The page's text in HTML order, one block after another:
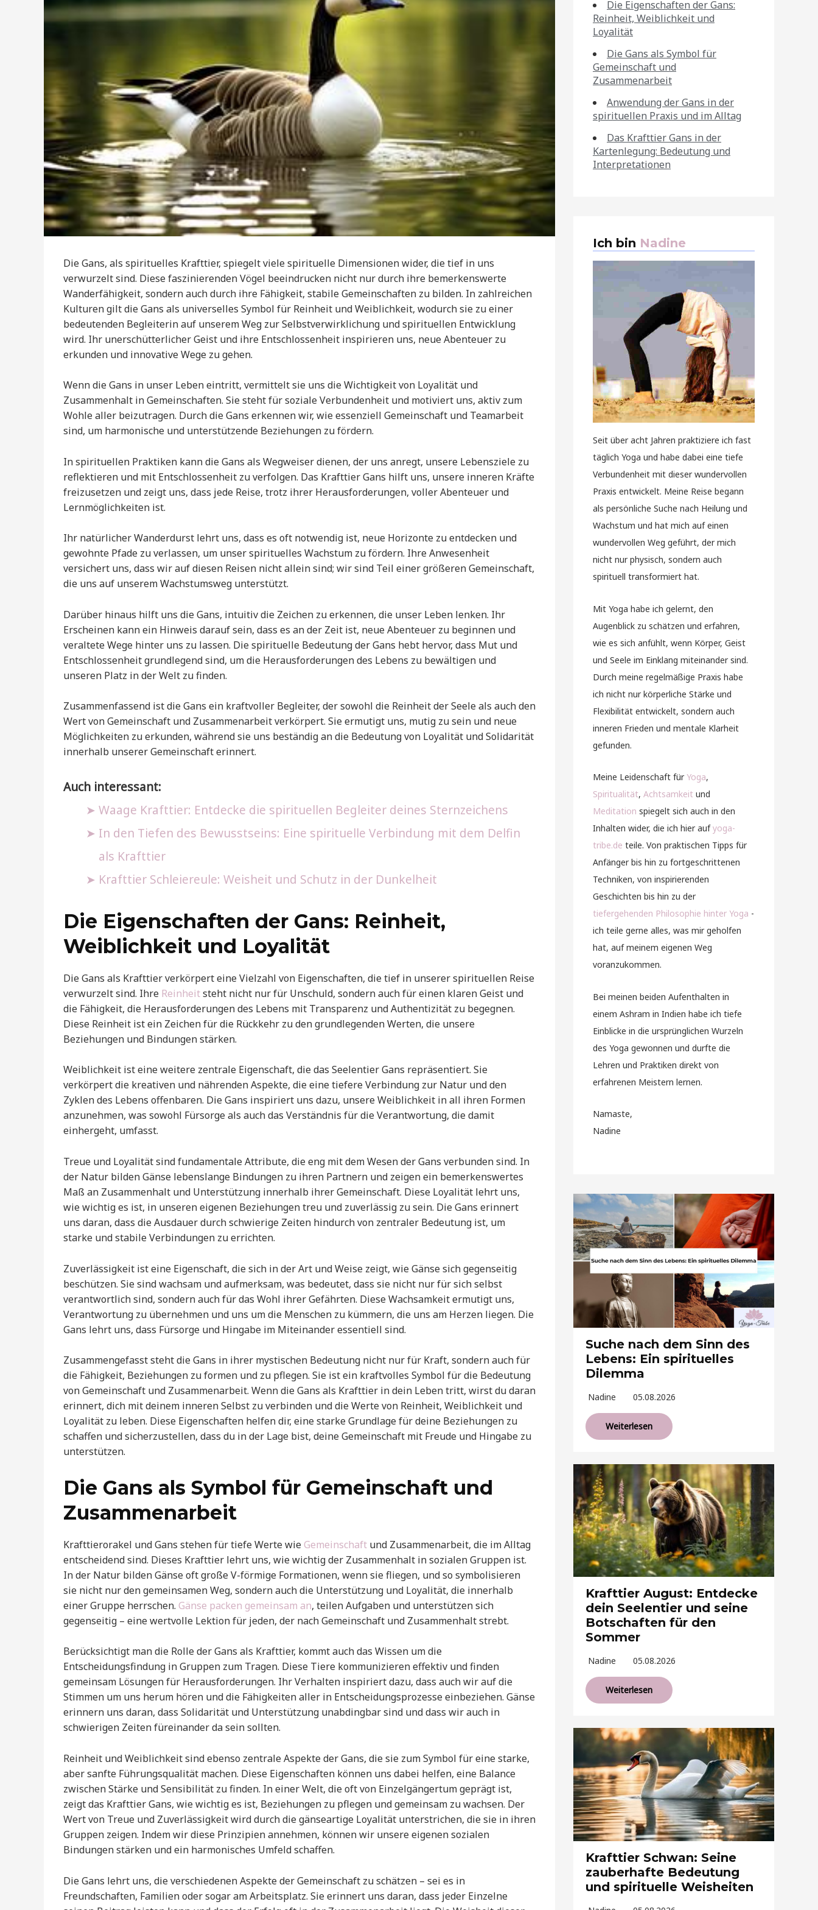
Die Gans, als spirituelles Krafttier, spiegelt viele spirituelle Dimensionen wider, die tief in uns
verwurzelt sind. Diese faszinierenden Vögel beeindrucken nicht nur durch ihre bemerkenswerte
Wanderfähigkeit, sondern auch durch ihre Fähigkeit, stabile Gemeinschaften zu bilden. In zahlreichen
Kulturen gilt die Gans als universelles Symbol für Reinheit und Weiblichkeit, wodurch sie zu einer
bedeutenden Begleiterin auf unserem Weg zur Selbstverwirklichung und spirituellen Entwicklung
wird. Ihr unerschütterlicher Geist und ihre Entschlossenheit inspirieren uns, neue Abenteuer zu
erkunden und innovative Wege zu gehen.
Wenn die Gans in unser Leben eintritt, vermittelt sie uns die Wichtigkeit von Loyalität und
Zusammenhalt in Gemeinschaften. Sie steht für soziale Verbundenheit und motiviert uns, aktiv zum
Wohle aller beizutragen. Durch die Gans erkennen wir, wie essenziell Gemeinschaft und Teamarbeit
sind, um harmonische und unterstützende Beziehungen zu fördern.
In spirituellen Praktiken kann die Gans als Wegweiser dienen, der uns anregt, unsere Lebensziele zu
reflektieren und mit Entschlossenheit zu verfolgen. Das Krafttier Gans hilft uns, unsere inneren Kräfte
freizusetzen und zeigt uns, dass jede Reise, trotz ihrer Herausforderungen, voller Abenteuer und
Lernmöglichkeiten ist.
Ihr natürlicher Wanderdurst lehrt uns, dass es oft notwendig ist, neue Horizonte zu entdecken und
gewohnte Pfade zu verlassen, um unser spirituelles Wachstum zu fördern. Ihre Anwesenheit
versichert uns, dass wir auf diesen Reisen nicht allein sind; wir sind Teil einer größeren Gemeinschaft,
die uns auf unserem Wachstumsweg unterstützt.
Darüber hinaus hilft uns die Gans, intuitiv die Zeichen zu erkennen, die unser Leben lenken. Ihr
Erscheinen kann ein Hinweis darauf sein, dass es an der Zeit ist, neue Abenteuer zu beginnen und
veraltete Wege hinter uns zu lassen. Die spirituelle Bedeutung der Gans hebt hervor, dass Mut und
Entschlossenheit grundlegend sind, um die Herausforderungen des Lebens zu bewältigen und
unseren Platz in der Welt zu finden.
Zusammenfassend ist die Gans ein kraftvoller Begleiter, der sowohl die Reinheit der Seele als auch den
Wert von Gemeinschaft und Zusammenarbeit verkörpert. Sie ermutigt uns, mutig zu sein und neue
Möglichkeiten zu erkunden, während sie uns beständig an die Bedeutung von Loyalität und Solidarität
innerhalb unserer Gemeinschaft erinnert.
Auch interessant:
Waage Krafttier: Entdecke die spirituellen Begleiter deines Sternzeichens
In den Tiefen des Bewusstseins: Eine spirituelle Verbindung mit dem Delfin
als Krafttier
Krafttier Schleiereule: Weisheit und Schutz in der Dunkelheit
Die Eigenschaften der Gans: Reinheit,
Weiblichkeit und Loyalität
Die Gans als Krafttier verkörpert eine Vielzahl von Eigenschaften, die tief in unserer spirituellen Reise
verwurzelt sind. Ihre Reinheitsteht nicht nur für Unschuld, sondern auch für einen klaren Geist und
die Fähigkeit, die Herausforderungen des Lebens mit Transparenz und Authentizität zu begegnen.
Diese Reinheit ist ein Zeichen für die Rückkehr zu den grundlegenden Werten, die unsere
Beziehungen und Bindungen stärken.
Weiblichkeit ist eine weitere zentrale Eigenschaft, die das Seelentier Gans repräsentiert. Sie
verkörpert die kreativen und nährenden Aspekte, die eine tiefere Verbindung zur Natur und den
Zyklen des Lebens offenbaren. Die Gans inspiriert uns dazu, unsere Weiblichkeit in all ihren Formen
anzunehmen, was sowohl Fürsorge als auch das Verständnis für die Verantwortung, die damit
einhergeht, umfasst.
Treue und Loyalität sind fundamentale Attribute, die eng mit dem Wesen der Gans verbunden sind. In
der Natur bilden Gänse lebenslange Bindungen zu ihren Partnern und zeigen ein bemerkenswertes
Maß an Zusammenhalt und Unterstützung innerhalb ihrer Gemeinschaft. Diese Loyalität lehrt uns,
wie wichtig es ist, in unseren eigenen Beziehungen treu und zuverlässig zu sein. Die Gans erinnert
uns daran, dass die Ausdauer durch schwierige Zeiten hindurch von zentraler Bedeutung ist, um
starke und stabile Verbindungen zu errichten.
Zuverlässigkeit ist eine Eigenschaft, die sich in der Art und Weise zeigt, wie Gänse sich gegenseitig
beschützen. Sie sind wachsam und aufmerksam, was bedeutet, dass sie nicht nur für sich selbst
verantwortlich sind, sondern auch für das Wohl ihrer Gefährten. Diese Wachsamkeit ermutigt uns,
Verantwortung zu übernehmen und uns um die Menschen zu kümmern, die uns am Herzen liegen. Die
Gans lehrt uns, dass Fürsorge und Hingabe im Miteinander essentiell sind.
Zusammengefasst steht die Gans in ihrer mystischen Bedeutung nicht nur für Kraft, sondern auch für
die Fähigkeit, Beziehungen zu formen und zu pflegen. Sie ist ein kraftvolles Symbol für die Bedeutung
von Gemeinschaft und Zusammenarbeit. Wenn die Gans als Krafttier in dein Leben tritt, wirst du daran
erinnert, dich mit deinem inneren Selbst zu verbinden und die Werte von Reinheit, Weiblichkeit und
Loyalität zu leben. Diese Eigenschaften helfen dir, eine starke Grundlage für deine Beziehungen zu
schaffen und sicherzustellen, dass du in der Lage bist, deine Gemeinschaft mit Freude und Hingabe zu
unterstützen.
Die Gans als Symbol für Gemeinschaft und
Zusammenarbeit
Krafttierorakel und Gans stehen für tiefe Werte wie Gemeinschaft und Zusammenarbeit, die im Alltag
entscheidend sind. Dieses Krafttier lehrt uns, wie wichtig der Zusammenhalt in sozialen Gruppen ist.
In der Natur bilden Gänse oft große V-förmige Formationen, wenn sie fliegen, und so symbolisieren
sie nicht nur den gemeinsamen Weg, sondern auch die Unterstützung und Loyalität, die innerhalb
einer Gruppe herrschen. Gänse packen gemeinsam an, teilen Aufgaben und unterstützen sich
gegenseitig – eine wertvolle Lektion für jeden, der nach Gemeinschaft und Zusammenhalt strebt.
Berücksichtigt man die Rolle der Gans als Krafttier, kommt auch das Wissen um die
Entscheidungsfindung in Gruppen zum Tragen. Diese Tiere kommunizieren effektiv und finden
gemeinsam Lösungen für Herausforderungen. Ihr Verhalten inspiriert dazu, dass auch wir auf die
Stimmen um uns herum hören und die Fähigkeiten aller in Entscheidungsprozesse einbeziehen. Gänse
erinnern uns daran, dass Solidarität und Unterstützung unabdingbar sind und dass wir auch in
schwierigen Zeiten füreinander da sein sollten.
Reinheit und Weiblichkeit sind ebenso zentrale Aspekte der Gans, die sie zum Symbol für eine starke,
aber sanfte Führungsqualität machen. Diese Eigenschaften können uns dabei helfen, eine Balance
zwischen Stärke und Sensibilität zu finden. In einer Welt, die oft von Einzelgängertum geprägt ist,
zeigt das Krafttier Gans, wie wichtig es ist, Beziehungen zu pflegen und gemeinsam zu wachsen. Der
Wert von Treue und Zuverlässigkeit wird durch die gänseartige Loyalität unterstrichen, die sie in ihren
Gruppen zeigen. Indem wir diese Prinzipien annehmen, können wir unsere eigenen sozialen
Bindungen stärken und ein harmonisches Umfeld schaffen.
Die Gans lehrt uns, die verschiedenen Aspekte der Gemeinschaft zu schätzen – sei es in
Freundschaften, Familien oder sogar am Arbeitsplatz. Sie erinnert uns daran, dass jeder Einzelne
Die Eigenschaften der Gans:
Reinheit, Weiblichkeit und
Loyalität
Die Gans als Symbol für
Gemeinschaft und
Zusammenarbeit
Anwendung der Gans in der
spirituellen Praxis und im Alltag
Das Krafttier Gans in der
Kartenlegung: Bedeutung und
Interpretationen
Ich bin Nadine
Seit über acht Jahren praktiziere ich fast
täglich Yoga und habe dabei eine tiefe
Verbundenheit mit dieser wundervollen
Praxis entwickelt. Meine Reise begann
als persönliche Suche nach Heilung und
Wachstum und hat mich auf einen
wundervollen Weg geführt, der mich
nicht nur physisch, sondern auch
spirituell transformiert hat.
Mit Yoga habe ich gelernt, den
Augenblick zu schätzen und erfahren,
wie es sich anfühlt, wenn Körper, Geist
und Seele im Einklang miteinander sind.
Durch meine regelmäßige Praxis habe
ich nicht nur körperliche Stärke und
Flexibilität entwickelt, sondern auch
inneren Frieden und mentale Klarheit
gefunden.
Meine Leidenschaft für Yoga,
Spiritualität, Achtsamkeit und
Meditation spiegelt sich auch in den
Inhalten wider, die ich hier aufyoga-
tribe.de teile. Von praktischen Tipps für
Anfänger bis hin zu fortgeschrittenen
Techniken, von inspirierenden
Geschichten bis hin zu der
tiefergehenden Philosophie hinter Yoga -
ich teile gerne alles, was mir geholfen
hat, auf meinem eigenen Weg
voranzukommen.
Bei meinen beiden Aufenthalten in
einem Ashram in Indien habe ich tiefe
Einblicke in die ursprünglichen Wurzeln
des Yoga gewonnen und durfte die
Lehren und Praktiken direkt von
erfahrenen Meistern lernen.
Namaste,
Nadine
Suche nach dem Sinn des
Lebens: Ein spirituelles
Dilemma
Nadine 05.08.2026
Weiterlesen
Krafttier August: Entdecke
dein Seelentier und seine
Botschaften für den
Sommer
Nadine 05.08.2026
Weiterlesen
Krafttier Schwan: Seine
zauberhafte Bedeutung
und spirituelle Weisheiten